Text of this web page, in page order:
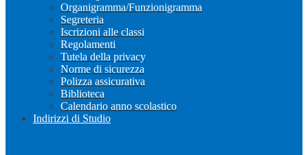
Organigramma/Funzionigramma
Segreteria
Iscrizioni alle classi
Regolamenti
Tutela della privacy
Norme di sicurezza
Polizza assicurativa
Biblioteca
Calendario anno scolastico
Indirizzi di Studio